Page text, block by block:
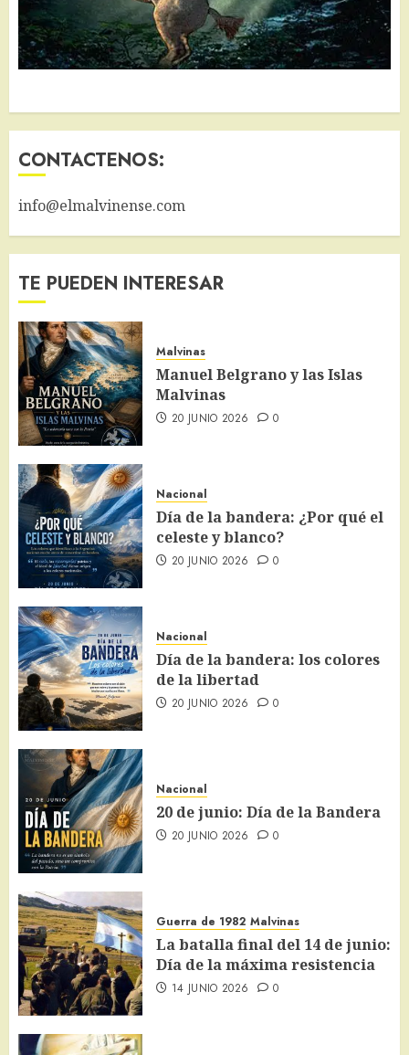
CONTACTENOS:
info@elmalvinense.com
TE PUEDEN INTERESAR
Malvinas
Manuel Belgrano y las Islas
Malvinas
20 JUNIO 2026 0
Nacional
Día de la bandera: ¿Por qué el
celeste y blanco?
20 JUNIO 2026 0
Nacional
Día de la bandera: los colores
de la libertad
20 JUNIO 2026 0
Nacional
20 de junio: Día de la Bandera
20 JUNIO 2026 0
Guerra de 1982 Malvinas
La batalla final del 14 de junio:
Día de la máxima resistencia
14 JUNIO 2026 0